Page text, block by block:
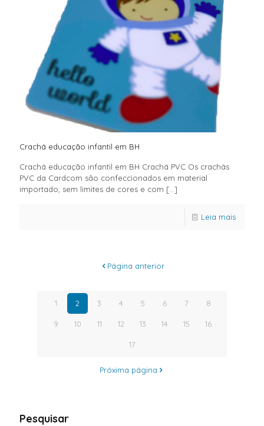
Crachá educação infantil em BH
Crachá educação infantil em BH Crachá PVC Os crachás
PVC da Cardcom são confeccionados em material
importado, sem limites de cores e com […]
Leia mais
Página anterior
1 2 3 4 5 6 7 8
9 10 11 12 13 14 15 16
17
Próxima página
Pesquisar